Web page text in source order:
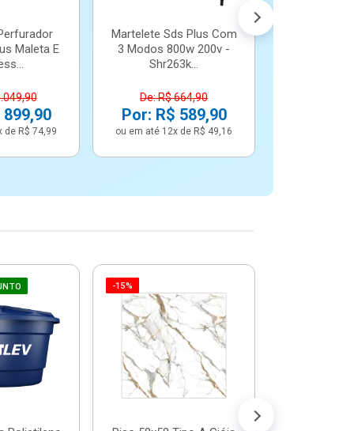
Maleta E
de R$ 74,99
Martelete Sds Plus Com
3 Modos 800w 200v -
Shr263k...
De: R$ 664,90
Por: R$ 589,90
ou em até 12x de R$ 49,16
-15%